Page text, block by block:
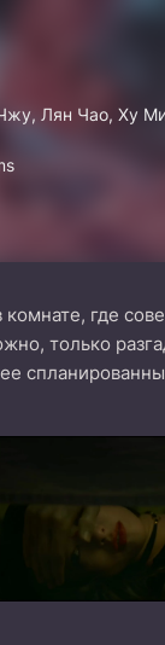
Лян Чао, Ху
где
только